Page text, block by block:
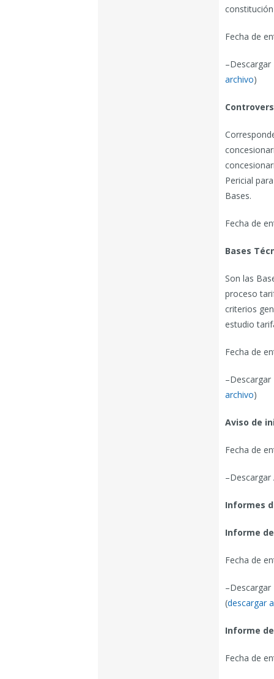
Fecha de
archivo)
Pericial
Bases.
Fecha de
Bases
Son las
proceso
criterios
estudio
Fecha de
archivo)
Aviso de
Fecha de
Informes
Informe
Fecha de
(descargar
Informe
Fecha de